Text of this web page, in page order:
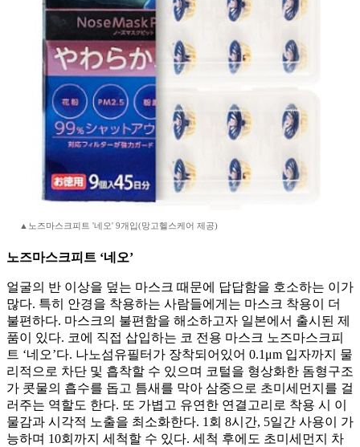
▲노즈마스크피트 '네오' 9개입(망고헬스케어 제공)
노즈마스크피트 ‘네오’
얼굴의 반 이상을 덮는 마스크 때문에 답답함을 호소하는 이가
많다. 특히 안경을 착용하는 사람들에게는 마스크 착용이 더
불편하다. 마스크의 불편함을 해소하고자 일본에서 출시된 제
품이 있다. 코에 직접 삽입하는 코 전용 마스크 노즈마스크피
트 ‘네오’다. 나노섬유필터가 장착되어있어 0.1μm 입자까지 물
리적으로 차단 및 흡착할 수 있으며 코털을 형상화한 돔형구조
가 콧물의 흡수를 돕고 틈새를 막아 삼중으로 초미세먼지를 걸
러주는 역할도 한다. 또 가볍고 유연한 연결고리로 착용 시 이
물감과 시각적 노출을 최소화한다. 1회 8시간, 5일간 사용이 가
능하며 10회까지 세척할 수 있다. 세척 후에도 초미세먼지 차